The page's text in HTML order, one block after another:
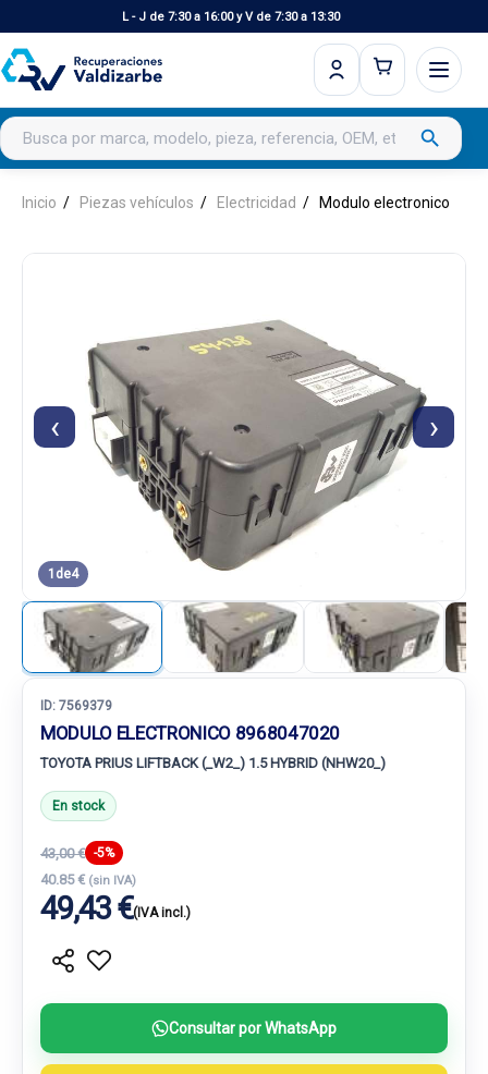
L - J de 7:30 a 16:00 y V de 7:30 a 13:30
Buscar productos search
Inicio Piezas vehículos Electricidad Modulo electronico
‹ ›
1 de4
ID: 7569379
MODULO ELECTRONICO 8968047020
TOYOTA PRIUS LIFTBACK (_W2_) 1.5 HYBRID (NHW20_)
En stock
43,00 € -5%
40.85 € (sin IVA)
49,43 €(IVA incl.)
Consultar por WhatsApp